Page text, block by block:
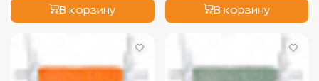
В корзину В корзину